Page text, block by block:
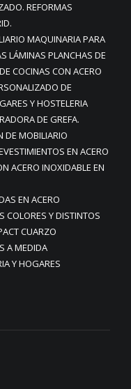
REFORMAS
MAQUINARIA PARA
LÁMINAS PLANCHAS DE
COCINAS CON ACERO
DE
Y HOSTELERIA
DE GREFA.
DE MOBILIARIO
EN ACERO
ACERO INOXIDABLE EN
EN ACERO
COLORES Y DISTINTOS
CUARZO
A MEDIDA
Y HOGARES